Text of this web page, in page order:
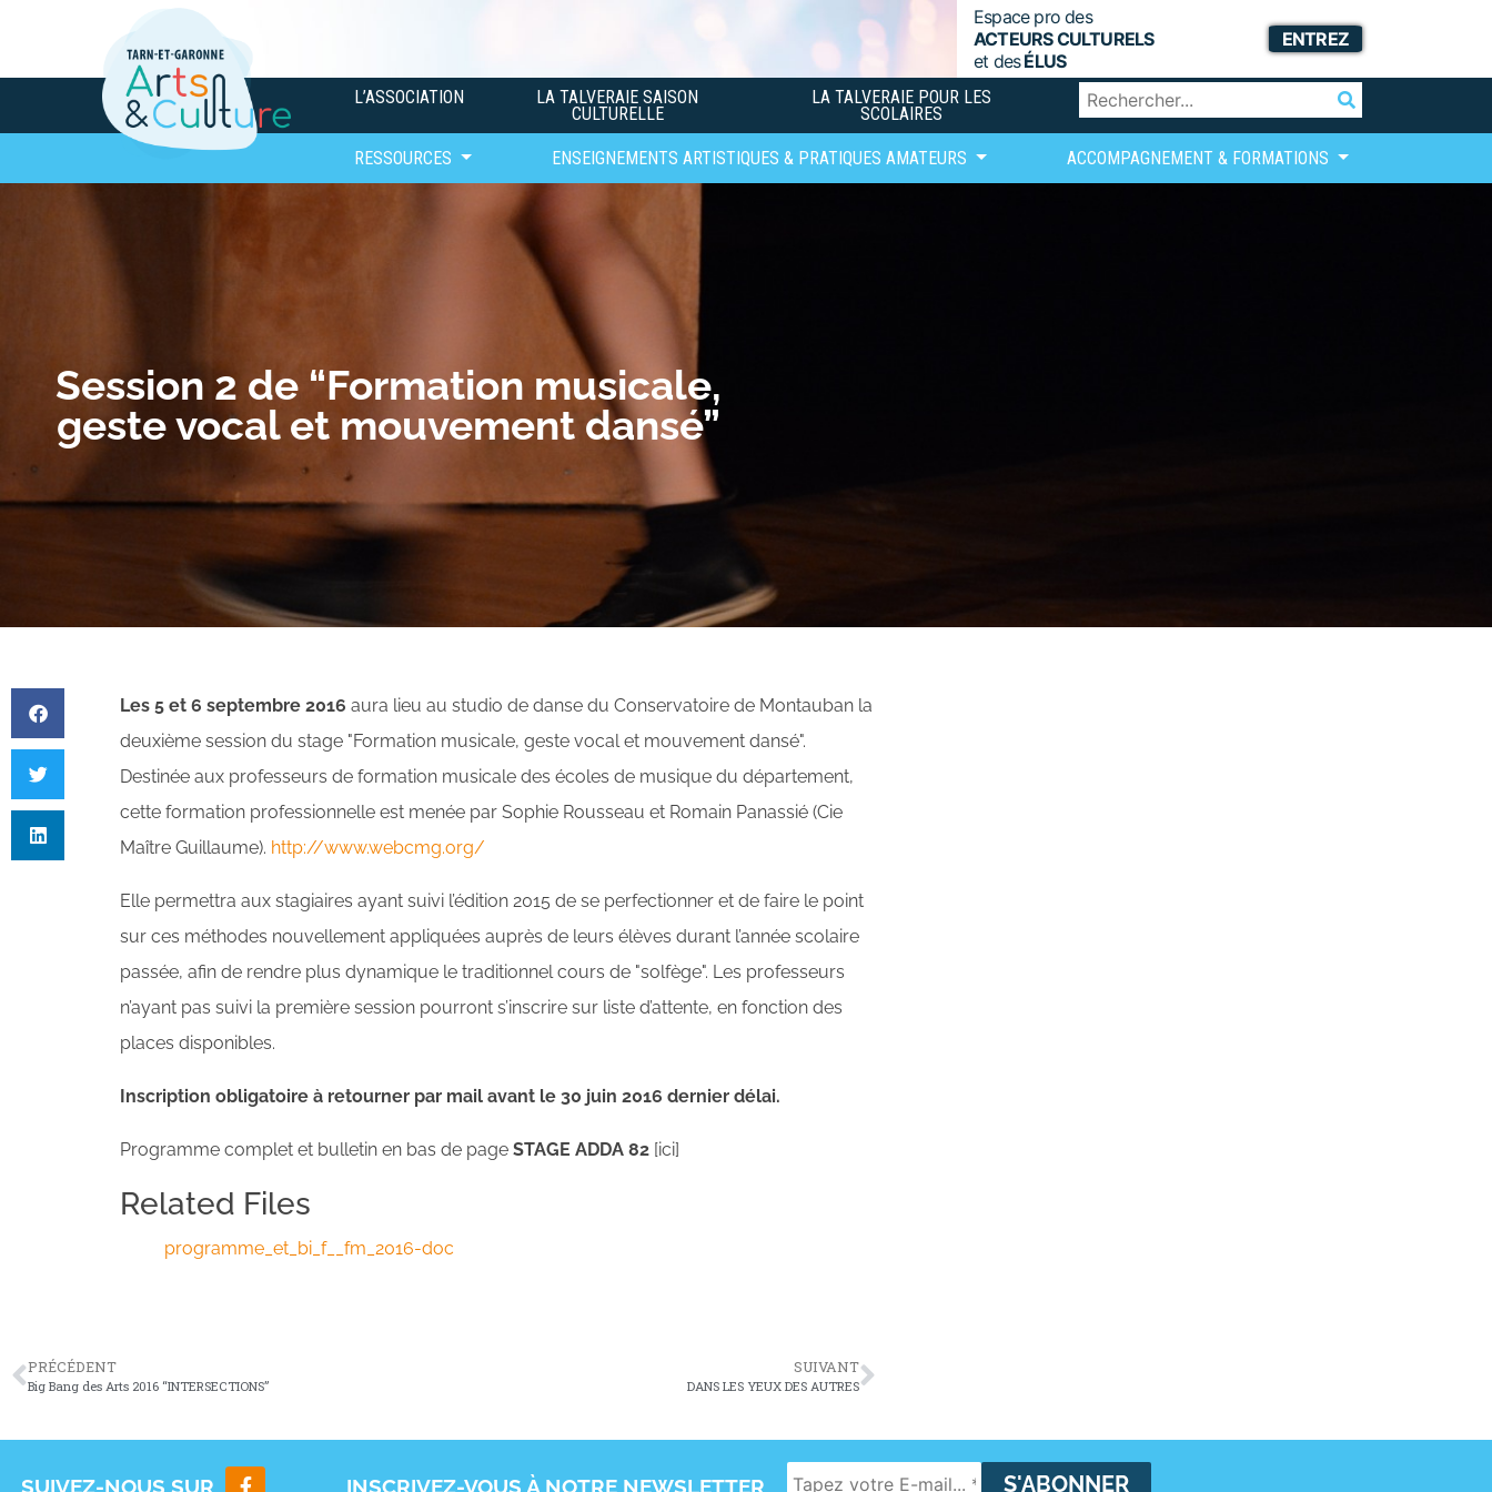
Espace pro des
ACTEURS CULTURELS
et desÉLUS
ENTREZ
L’ASSOCIATION LA TALVERAIE SAISON
CULTURELLE
LA TALVERAIE POUR LES
SCOLAIRES
RESSOURCES ENSEIGNEMENTS ARTISTIQUES & PRATIQUES AMATEURS ACCOMPAGNEMENT & FORMATIONS
Session 2 de “Formation musicale,
geste vocal et mouvement dansé”
Les 5 et 6 septembre 2016 aura lieu au studio de danse du Conservatoire de Montauban la
deuxième session du stage "Formation musicale, geste vocal et mouvement dansé".
Destinée aux professeurs de formation musicale des écoles de musique du département,
cette formation professionnelle est menée par Sophie Rousseau et Romain Panassié (Cie
Maître Guillaume). http://www.webcmg.org/
Elle permettra aux stagiaires ayant suivi l’édition 2015 de se perfectionner et de faire le point
sur ces méthodes nouvellement appliquées auprès de leurs élèves durant l’année scolaire
passée, afin de rendre plus dynamique le traditionnel cours de "solfège". Les professeurs
n’ayant pas suivi la première session pourront s’inscrire sur liste d’attente, en fonction des
places disponibles.
Inscription obligatoire à retourner par mail avant le 30 juin 2016 dernier délai.
Programme complet et bulletin en bas de page STAGE ADDA 82 [ici]
Related Files
programme_et_bi_f__fm_2016-doc
PRÉCÉDENT
Big Bang des Arts 2016 “INTERSECTIONS”
SUIVANT
DANS LES YEUX DES AUTRES
SUIVEZ-NOUS SUR INSCRIVEZ-VOUS À NOTRE NEWSLETTER